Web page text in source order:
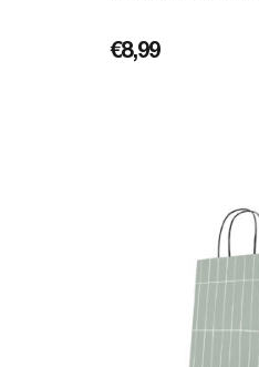
€8,99